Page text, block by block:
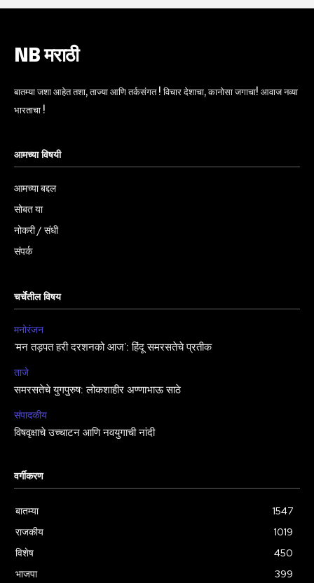
NB मराठी
बातम्या जशा आहेत तशा, ताज्या आणि तर्कसंगत ! विचार देशाचा, कानोसा जगाचा! आवाज नव्या
भारताचा !
आमच्या विषयी
आमच्या बद्दल
सोबत या
नोकरी / संधी
संपर्क
चर्चेतील विषय
मनोरंजन
‘मन तड़पत हरी दरशनको आज’: हिंदू समरसतेचे प्रतीक
ताजे
समरसतेचे युगपुरुष: लोकशाहीर अण्णाभाऊ साठे
संपादकीय
विषवृक्षाचे उच्चाटन आणि नवयुगाची नांदी
वर्गीकरण
बातम्या
1547
राजकीय
1019
विशेष
450
भाजपा
399